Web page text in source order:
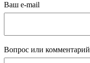
Ваш e-mail
Вопрос или комментарий